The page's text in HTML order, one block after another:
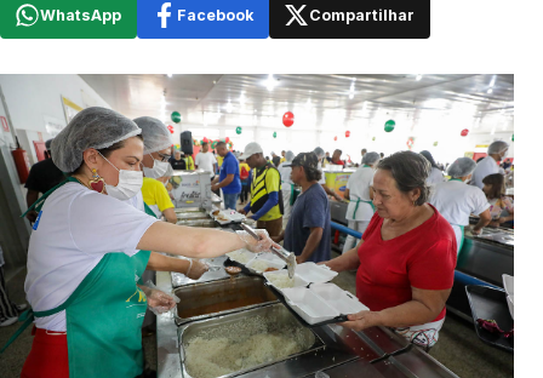
WhatsApp Facebook Compartilhar